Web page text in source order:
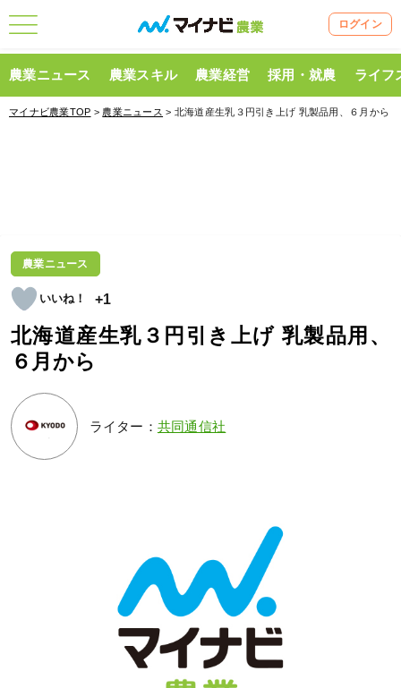
ログイン
農業ニュース 農業スキル 農業経営 採用・就農 ライフ
マイナビ農業TOP > 農業ニュース > 北海道産生乳３円引き上げ 乳製品用、６月から
農業ニュース
+1
北海道産生乳３円引き上げ 乳製品用、
６月から
ライター： 共同通信社